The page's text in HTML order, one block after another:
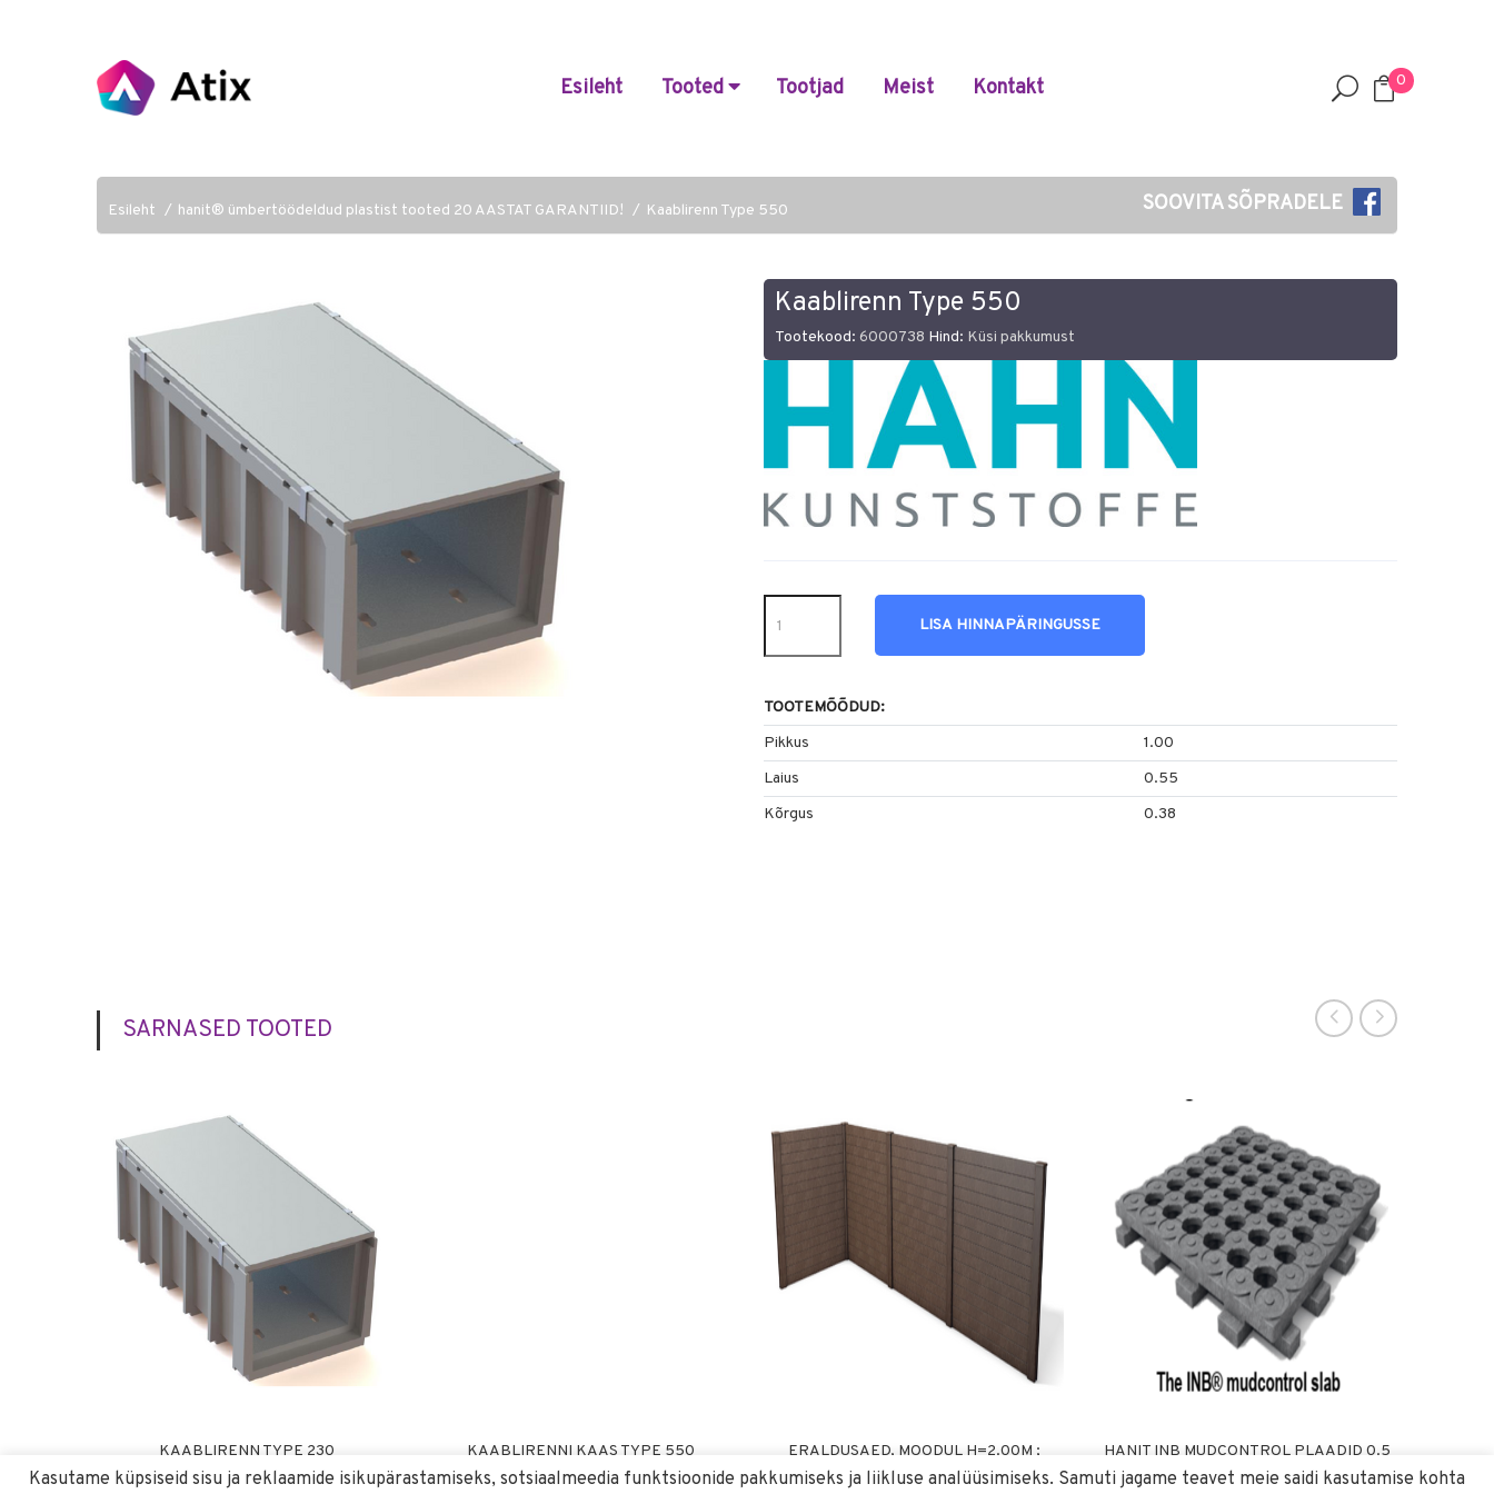
Esileht Tooted Tootjad Meist Kontakt 0
Esileht hanit® ümbertöödeldud plastist tooted 20 AASTAT GARANTIID! Kaablirenn Type 550 SOOVITA SÕPRADELE
Kaablirenn Type 550
Tootekood: 6000738 Hind: Küsi pakkumust
LISA HINNAPÄRINGUSSE
TOOTEMÕÕDUD:
Pikkus
1.00
Laius
0.55
Kõrgus
0.38
SARNASED TOOTED
KAABLIRENN TYPE 230 KAABLIRENNI KAAS TYPE 550
ERALDUSAED, MOODUL H=2.00M ;
L=2.00M
HANIT INB MUDCONTROL PLAADID 0.5
X 0.5M
Kasutame küpsiseid sisu ja reklaamide isikupärastamiseks, sotsiaalmeedia funktsioonide pakkumiseks ja liikluse analüüsimiseks. Samuti jagame teavet meie saidi kasutamise kohta